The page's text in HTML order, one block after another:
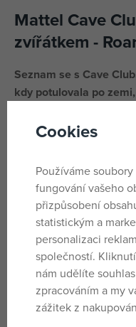
Mattel Cave
zvířátkem -
Seznam se s Cave
kdy potulovala po
Zažij nová
dinosaury. V této
všívanými vlasy.
Všechny panenky jsou
barvách a díky
jakékoliv polohy.
tematických doplňků.
Parametry
Cookies
Používáme
fungování vašeho
přizpůsobení
statistickým a
personalizaci
společností.
nám udělíte
zpracováním a my
zážitek z